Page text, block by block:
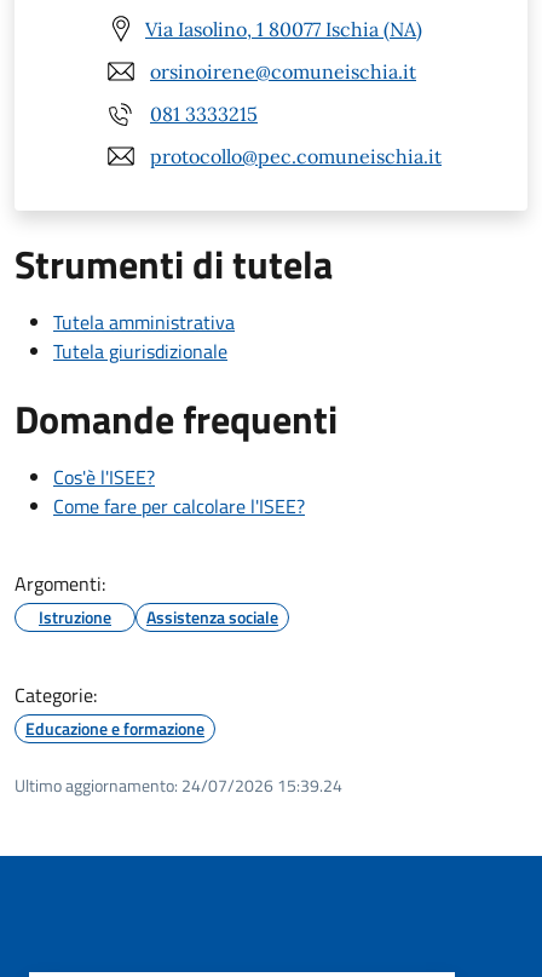
Via Iasolino, 1 80077 Ischia (NA)
orsinoirene@comuneischia.it
081 3333215
protocollo@pec.comuneischia.it
Strumenti di tutela
Tutela amministrativa
Tutela giurisdizionale
Domande frequenti
Cos'è l'ISEE?
Come fare per calcolare l'ISEE?
Argomenti:
Istruzione Assistenza sociale
Categorie:
Educazione e formazione
Ultimo aggiornamento: 24/07/2026 15:39.24